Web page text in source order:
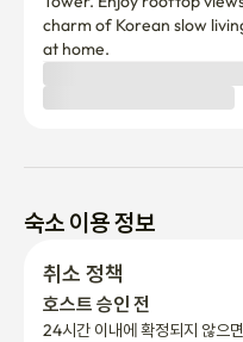
charm of Korean slow
at home.
숙소 이용 정보
취소 정책
호스트 승인 전
24시간 이내에 확정되지 않으